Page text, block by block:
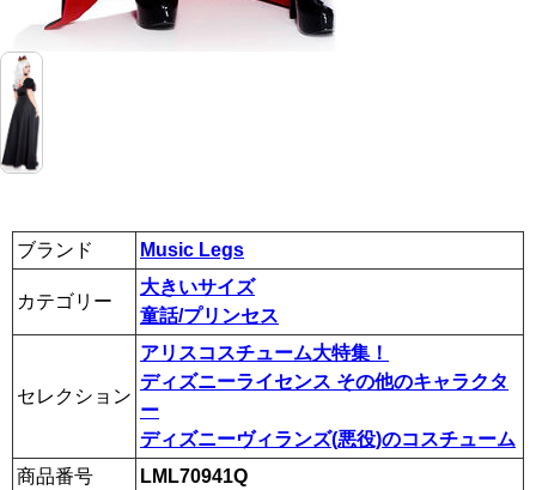
ブランド Music Legs
カテゴリー
大きいサイズ
童話/プリンセス
セレクション
アリスコスチューム大特集！
ディズニーライセンス その他のキャラクタ
ー
ディズニーヴィランズ(悪役)のコスチューム
商品番号
LML70941Q